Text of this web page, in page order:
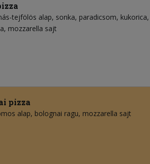
tejfölös alap sonka paradicsom kukorica
mozzarella sajt
pizza
alap bolognai ragu mozzarella sajt